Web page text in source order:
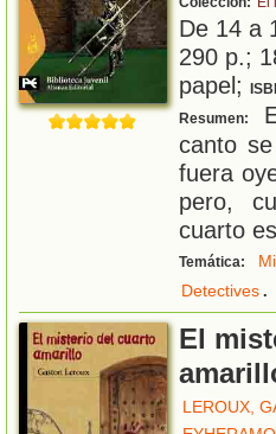
De 14 a
290 p.;
papel;
Resumen:
canto
fuera
pero,
cuarto
Temática:
Detectives.
El
LEROUX,